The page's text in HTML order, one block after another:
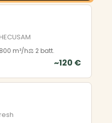
HECUSAM
m³/h⚖️ 2 batt.
~120 €